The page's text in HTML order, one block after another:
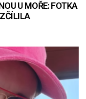
U MOŘE: FOTKA